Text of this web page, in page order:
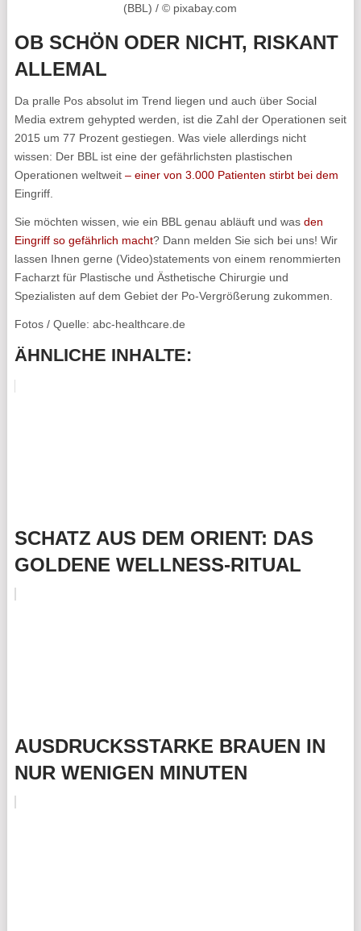
(BBL) / © pixabay.com
OB SCHÖN ODER NICHT, RISKANT
ALLEMAL
Da pralle Pos absolut im Trend liegen und auch über Social
Media extrem gehypted werden, ist die Zahl der Operationen seit
2015 um 77 Prozent gestiegen. Was viele allerdings nicht
wissen: Der BBL ist eine der gefährlichsten plastischen
Operationen weltweit – einer von 3.000 Patienten stirbt bei dem
Eingriff.
Sie möchten wissen, wie ein BBL genau abläuft und was den
Eingriff so gefährlich macht? Dann melden Sie sich bei uns! Wir
lassen Ihnen gerne (Video)statements von einem renommierten
Facharzt für Plastische und Ästhetische Chirurgie und
Spezialisten auf dem Gebiet der Po-Vergrößerung zukommen.
Fotos / Quelle: abc-healthcare.de
ÄHNLICHE INHALTE:
SCHATZ AUS DEM ORIENT: DAS
GOLDENE WELLNESS-RITUAL
AUSDRUCKSSTARKE BRAUEN IN
NUR WENIGEN MINUTEN